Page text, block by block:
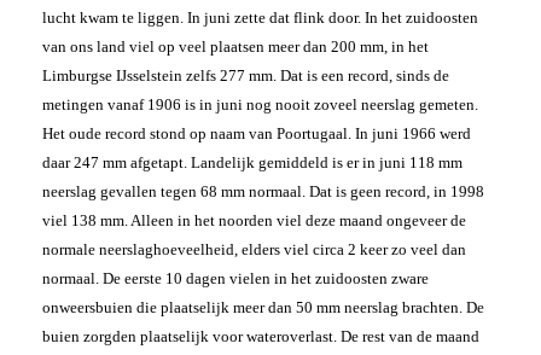
lucht kwam te liggen. In juni zette dat flink door. In het zuidoosten
van ons land viel op veel plaatsen meer dan 200 mm, in het
Limburgse IJsselstein zelfs 277 mm. Dat is een record, sinds de
metingen vanaf 1906 is in juni nog nooit zoveel neerslag gemeten.
Het oude record stond op naam van Poortugaal. In juni 1966 werd
daar 247 mm afgetapt. Landelijk gemiddeld is er in juni 118 mm
neerslag gevallen tegen 68 mm normaal. Dat is geen record, in 1998
viel 138 mm. Alleen in het noorden viel deze maand ongeveer de
normale neerslaghoeveelheid, elders viel circa 2 keer zo veel dan
normaal. De eerste 10 dagen vielen in het zuidoosten zware
onweersbuien die plaatselijk meer dan 50 mm neerslag brachten. De
buien zorgden plaatselijk voor wateroverlast. De rest van de maand